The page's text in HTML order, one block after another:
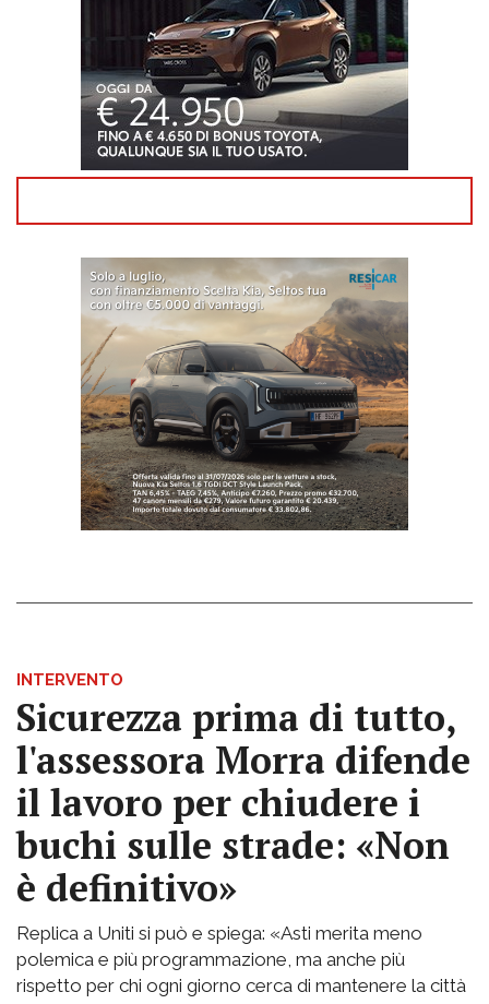
INTERVENTO
Sicurezza prima di tutto,
l'assessora Morra difende
il lavoro per chiudere i
buchi sulle strade: «Non
è definitivo»
Replica a Uniti si può e spiega: «Asti merita meno
polemica e più programmazione, ma anche più
rispetto per chi ogni giorno cerca di mantenere la città